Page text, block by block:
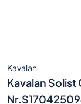
Kavalan
Kavalan